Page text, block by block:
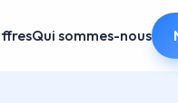
Qui sommes-nous